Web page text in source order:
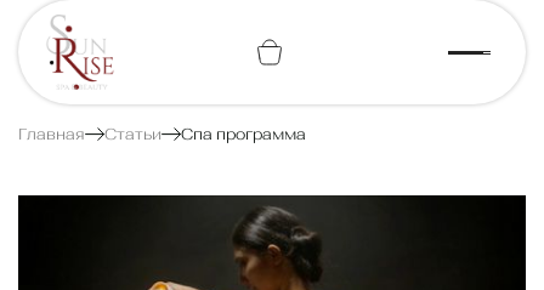
Главная Статьи Cпа программа